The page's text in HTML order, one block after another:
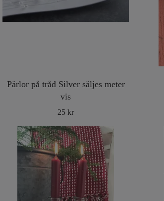
Pärlor på tråd Silver säljes meter
vis
25 kr